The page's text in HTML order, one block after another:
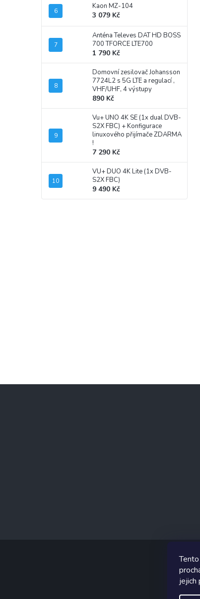
jejich
Kaon MZ-104
3 079 Kč
Anténa Televes DAT HD BOSS
700 TFORCE LTE700
1 790 Kč
Domovní zesilovač Johansson
7724L2 s 5G LTE a regulací ,
VHF/UHF, 4 výstupy
890 Kč
Vu+ UNO 4K SE (1x dual DVB-
S2X FBC) + Konfigurace
linuxového přijímače ZDARMA
!
7 290 Kč
VU+ DUO 4K Lite (1x DVB-
S2X FBC)
9 490 Kč